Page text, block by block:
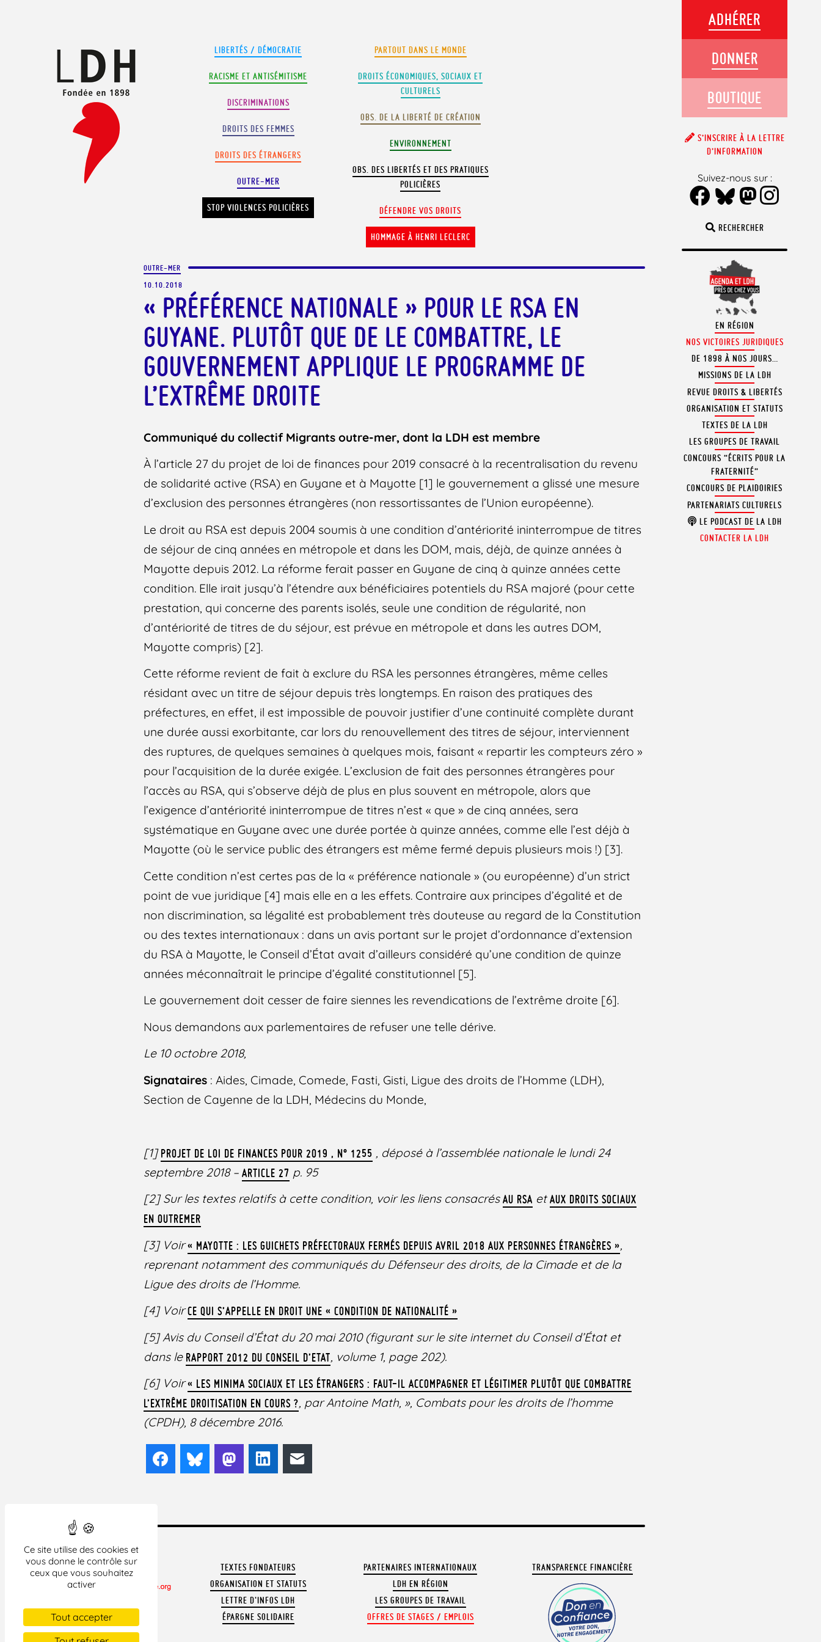
Ce site utilise des cookies et
vous donne le contrôle sur
ceux que vous souhaitez
activer
Tout accepter
LIBERTÉS / DÉMOCRATIE
RACISME ET ANTISÉMITISME
DISCRIMINATIONS
DROITS DES FEMMES
DROITS DES ÉTRANGERS
OUTRE-MER
STOP VIOLENCES POLICIÈRES
PARTOUT DANS LE MONDE
DROITS ÉCONOMIQUES, SOCIAUX ET
CULTURELS
OBS. DE LA LIBERTÉ DE CRÉATION
ENVIRONNEMENT
OBS. DES LIBERTÉS ET DES PRATIQUES
POLICIÈRES
DÉFENDRE VOS DROITS
HOMMAGE À HENRI LECLERC
OUTRE-MER
10.10.2018
« PRÉFÉRENCE NATIONALE » POUR LE RSA EN
GUYANE. PLUTÔT QUE DE LE COMBATTRE, LE
GOUVERNEMENT APPLIQUE LE PROGRAMME DE
L’EXTRÊME DROITE
Communiqué du collectif Migrants outre-mer, dont la LDH est membre
À l’article 27 du projet de loi de finances pour 2019 consacré à la recentralisation du revenu
de solidarité active (RSA) en Guyane et à Mayotte [1] le gouvernement a glissé une mesure
d’exclusion des personnes étrangères (non ressortissantes de l’Union européenne).
Le droit au RSA est depuis 2004 soumis à une condition d’antériorité ininterrompue de titres
de séjour de cinq années en métropole et dans les DOM, mais, déjà, de quinze années à
Mayotte depuis 2012. La réforme ferait passer en Guyane de cinq à quinze années cette
condition. Elle irait jusqu’à l’étendre aux bénéficiaires potentiels du RSA majoré (pour cette
prestation, qui concerne des parents isolés, seule une condition de régularité, non
d’antériorité de titres de du séjour, est prévue en métropole et dans les autres DOM,
Mayotte compris) [2].
Cette réforme revient de fait à exclure du RSA les personnes étrangères, même celles
résidant avec un titre de séjour depuis très longtemps. En raison des pratiques des
préfectures, en effet, il est impossible de pouvoir justifier d’une continuité complète durant
une durée aussi exorbitante, car lors du renouvellement des titres de séjour, interviennent
des ruptures, de quelques semaines à quelques mois, faisant « repartir les compteurs zéro »
pour l’acquisition de la durée exigée. L’exclusion de fait des personnes étrangères pour
l’accès au RSA, qui s’observe déjà de plus en plus souvent en métropole, alors que
l’exigence d’antériorité ininterrompue de titres n’est « que » de cinq années, sera
systématique en Guyane avec une durée portée à quinze années, comme elle l’est déjà à
Mayotte (où le service public des étrangers est même fermé depuis plusieurs mois !) [3].
Cette condition n’est certes pas de la « préférence nationale » (ou européenne) d’un strict
point de vue juridique [4] mais elle en a les effets. Contraire aux principes d’égalité et de
non discrimination, sa légalité est probablement très douteuse au regard de la Constitution
ou des textes internationaux : dans un avis portant sur le projet d’ordonnance d’extension
du RSA à Mayotte, le Conseil d’État avait d’ailleurs considéré qu’une condition de quinze
années méconnaîtrait le principe d’égalité constitutionnel [5].
Le gouvernement doit cesser de faire siennes les revendications de l’extrême droite [6].
Nous demandons aux parlementaires de refuser une telle dérive.
Le 10 octobre 2018,
Signataires : Aides, Cimade, Comede, Fasti, Gisti, Ligue des droits de l’Homme (LDH),
Section de Cayenne de la LDH, Médecins du Monde,
[1]PROJET DE LOI DE FINANCES POUR 2019 , N° 1255 , déposé à l’assemblée nationale le lundi 24
septembre 2018 –ARTICLE 27 p. 95
[2]Sur les textes relatifs à cette condition, voir les liens consacrésAU RSA etAUX DROITS SOCIAUX
EN OUTREMER
[3] Voir« MAYOTTE : LES GUICHETS PRÉFECTORAUX FERMÉS DEPUIS AVRIL 2018 AUX PERSONNES ÉTRANGÈRES »,
reprenant notamment des communiqués du Défenseur des droits, de la Cimade et de la
Ligue des droits de l’Homme.
[4] VoirCE QUI S’APPELLE EN DROIT UNE « CONDITION DE NATIONALITÉ »
[5]Avis du Conseil d’État du 20 mai 2010 (figurant sur le site internet du Conseil d’État et
dans le RAPPORT 2012 DU CONSEIL D’ETAT, volume 1, page 202).
[6] Voir« LES MINIMA SOCIAUX ET LES ÉTRANGERS : FAUT-IL ACCOMPAGNER ET LÉGITIMER PLUTÔT QUE COMBATTRE
L’EXTRÊME DROITISATION EN COURS ?, par Antoine Math, », Combats pour les droits de l’homme
(CPDH), 8 décembre 2016.
FacebookBlueskyMastodonLinkedIn
CONTACTER LA LDH
REVUE DE PRESSE
ARCHIVES
TEXTES FONDATEURS
ORGANISATION ET STATUTS
LETTRE D'INFOS LDH
ÉPARGNE SOLIDAIRE
PARTENAIRES INTERNATIONAUX
LDH EN RÉGION
LES GROUPES DE TRAVAIL
OFFRES DE STAGES / EMPLOIS
TRANSPARENCE FINANCIÈRE
RECHERCHER
EN RÉGION
NOS VICTOIRES JURIDIQUES
DE 1898 À NOS JOURS…
MISSIONS DE LA LDH
REVUE DROITS & LIBERTÉS
ORGANISATION ET STATUTS
TEXTES DE LA LDH
LES GROUPES DE TRAVAIL
CONCOURS “ÉCRITS POUR LA
FRATERNITÉ”
CONCOURS DE PLAIDOIRIES
PARTENARIATS CULTURELS
LE PODCAST DE LA LDH
CONTACTER LA LDH
ADHÉRER
DONNER
BOUTIQUE
S’INSCRIRE À LA LETTRE
D’INFORMATION
Suivez-nous sur :